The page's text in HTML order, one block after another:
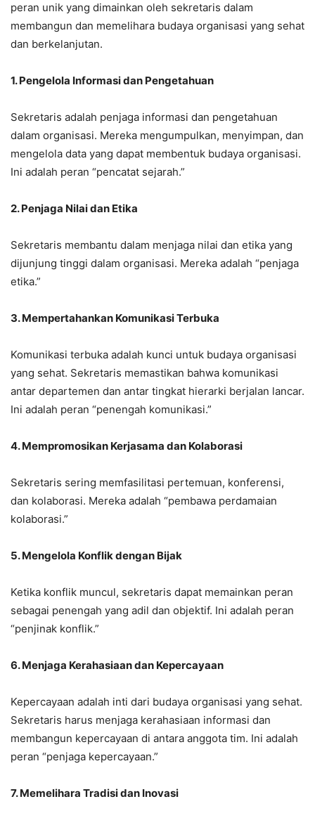
peran unik yang dimainkan oleh sekretaris dalam
membangun dan memelihara budaya organisasi yang sehat
dan berkelanjutan.
1. Pengelola Informasi dan Pengetahuan
Sekretaris adalah penjaga informasi dan pengetahuan
dalam organisasi. Mereka mengumpulkan, menyimpan, dan
mengelola data yang dapat membentuk budaya organisasi.
Ini adalah peran “pencatat sejarah.”
2. Penjaga Nilai dan Etika
Sekretaris membantu dalam menjaga nilai dan etika yang
dijunjung tinggi dalam organisasi. Mereka adalah “penjaga
etika.”
3. Mempertahankan Komunikasi Terbuka
Komunikasi terbuka adalah kunci untuk budaya organisasi
yang sehat. Sekretaris memastikan bahwa komunikasi
antar departemen dan antar tingkat hierarki berjalan lancar.
Ini adalah peran “penengah komunikasi.”
4. Mempromosikan Kerjasama dan Kolaborasi
Sekretaris sering memfasilitasi pertemuan, konferensi,
dan kolaborasi. Mereka adalah “pembawa perdamaian
kolaborasi.”
5. Mengelola Konflik dengan Bijak
Ketika konflik muncul, sekretaris dapat memainkan peran
sebagai penengah yang adil dan objektif. Ini adalah peran
“penjinak konflik.”
6. Menjaga Kerahasiaan dan Kepercayaan
Kepercayaan adalah inti dari budaya organisasi yang sehat.
Sekretaris harus menjaga kerahasiaan informasi dan
membangun kepercayaan di antara anggota tim. Ini adalah
peran “penjaga kepercayaan.”
7. Memelihara Tradisi dan Inovasi